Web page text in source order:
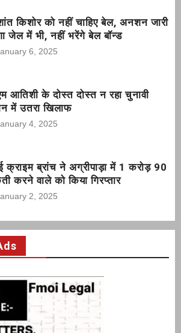
किशोर को नहीं चाहिए बेल, अनशन जारी
जेल में भी, नहीं भरेंगे बेल बॉन्ड
6, 2025
आतिशी के दोस्त दोस्त न रहा चुनावी
में उतरा खिलाफ
4, 2025
क्राइम ब्रांच ने अग्रीपाड़ा में 1 करोड़ 90
करने वाले को किया गिरप्तार
2, 2025